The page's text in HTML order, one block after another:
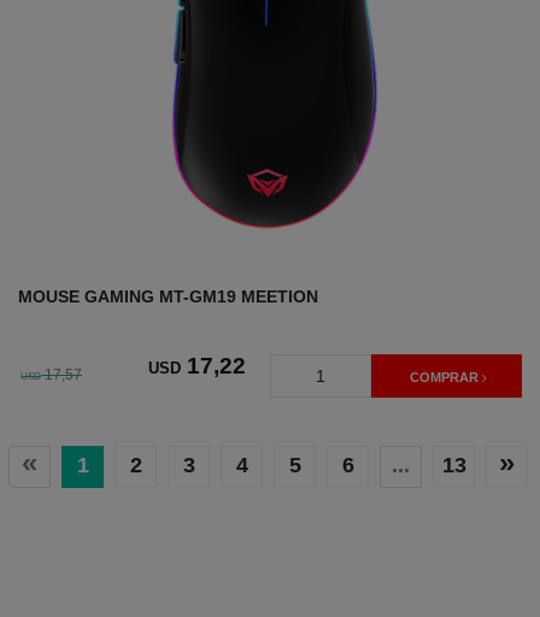
MOUSE GAMING MT-GM19 MEETION
USD 17,57 USD 17,22 COMPRAR
« 1 2 3 4 5 6 ... 13 »